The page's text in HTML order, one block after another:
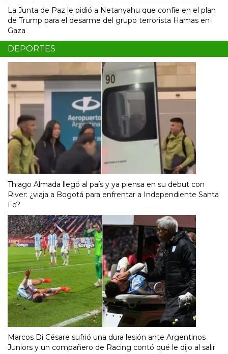
La Junta de Paz le pidió a Netanyahu que confíe en el plan
de Trump para el desarme del grupo terrorista Hamas en
Gaza
DEPORTES
Thiago Almada llegó al país y ya piensa en su debut con
River: ¿viaja a Bogotá para enfrentar a Independiente Santa
Fe?
Marcos Di Césare sufrió una dura lesión ante Argentinos
Juniors y un compañero de Racing contó qué le dijo al salir